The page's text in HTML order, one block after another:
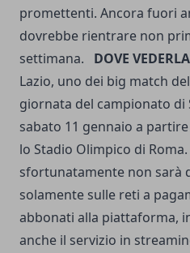
promettenti. Ancora fuori
dovrebbe rientrare non
settimana. DOVE VEDERLA
Lazio, uno dei big match
giornata del campionato di
sabato 11 gennaio a
lo Stadio Olimpico di
sfortunatamente non sarà
solamente sulle reti a
abbonati alla piattaforma,
anche il servizio in